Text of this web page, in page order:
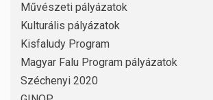
Művészeti pályázatok
Kulturális pályázatok
Kisfaludy Program
Magyar Falu Program pályázatok
Széchenyi 2020